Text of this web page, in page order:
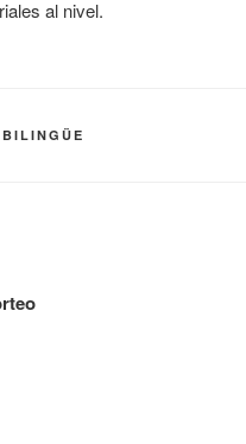
al nivel.